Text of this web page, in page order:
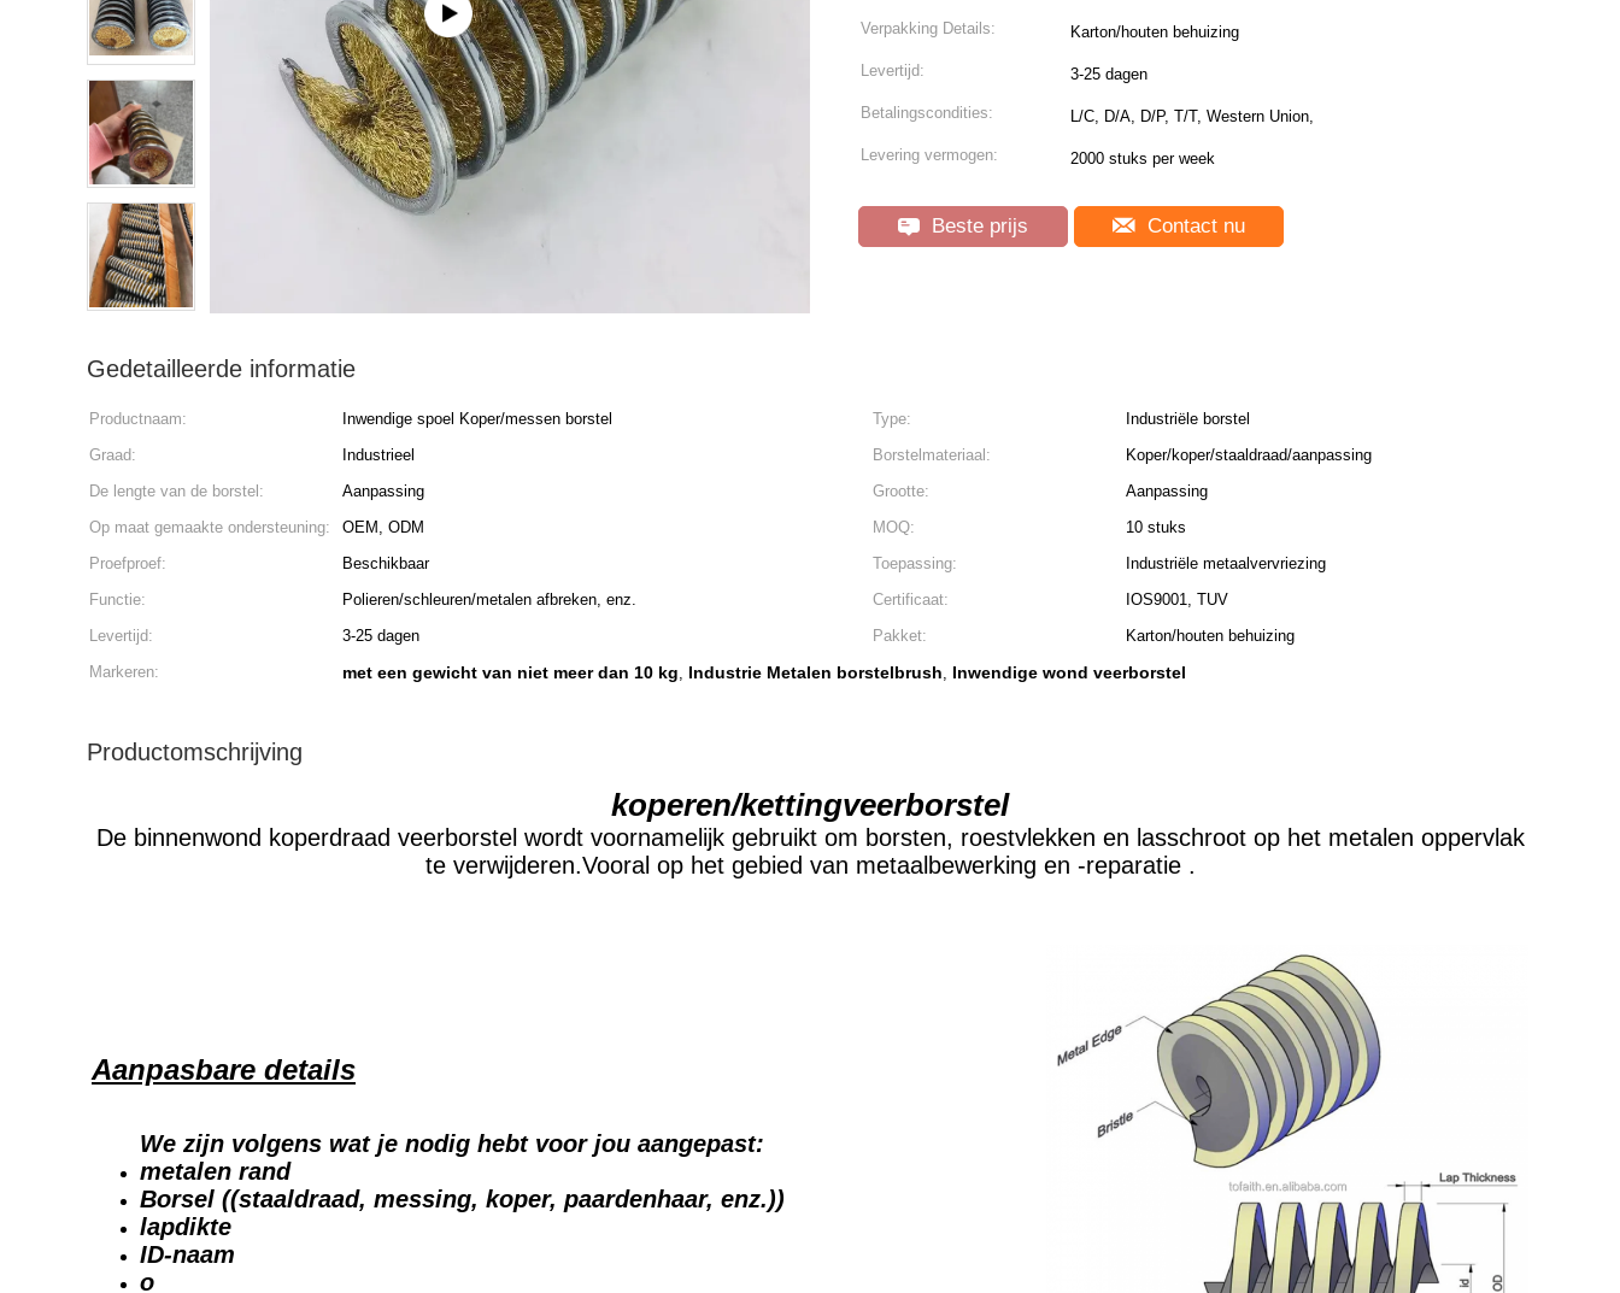
Verpakking Details: Karton/houten behuizing
Levertijd: 3-25 dagen
Betalingscondities: L/C, D/A, D/P, T/T, Western Union,
Levering vermogen: 2000 stuks per week
Beste prijs Contact nu
Gedetailleerde informatie
Productnaam: Inwendige spoel Koper/messen borstel Type:
Industriële borstel
Graad:
Industrieel Borstelmateriaal:
Koper/koper/staaldraad/aanpassing
De lengte van de borstel:
Aanpassing Grootte:
Aanpassing
Op maat gemaakte ondersteuning:
OEM, ODM MOQ:
10 stuks
Proefproef:
Beschikbaar Toepassing:
Industriële metaalvervriezing
Functie:
Polieren/schleuren/metalen afbreken, enz. Certificaat:
IOS9001, TUV
Levertijd:
3-25 dagen Pakket:
Karton/houten behuizing
Markeren:
met een gewicht van niet meer dan 10 kg, Industrie Metalen borstelbrush, Inwendige wond veerborstel
Productomschrijving
koperen/kettingveerborstel
De binnenwond koperdraad veerborstel wordt voornamelijk gebruikt om borsten, roestvlekken en lasschroot op het metalen oppervlak
te verwijderen.Vooral op het gebied van metaalbewerking en -reparatie .
Aanpasbare details
We zijn volgens wat je nodig hebt voor jou aangepast:
metalen rand
Borsel ((staaldraad, messing, koper, paardenhaar, enz.))
lapdikte
ID-naam
o